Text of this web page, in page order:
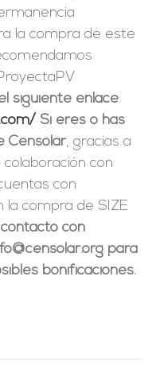
la compra de este
siguiente enlace:
Si eres o has
Censolar, gracias a
con
con
la compra de SIZE
con
para
bonificaciones.